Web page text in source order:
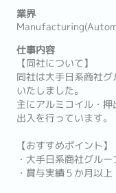
業界
仕事内容
【同社について】
同社は大手日系商社
いたしました。
主にアルミコイル・
出入を行っています。
【おすすめポイント】
・大手日系商社グル
・賞与実績５か月以上